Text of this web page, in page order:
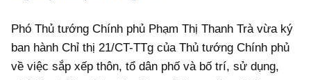
Video
Phó Thủ tướng Chính phủ Phạm Thị Thanh Trà vừa ký
ban hành Chỉ thị 21/CT-TTg của Thủ tướng Chính phủ
về việc sắp xếp thôn, tổ dân phố và bố trí, sử dụng,